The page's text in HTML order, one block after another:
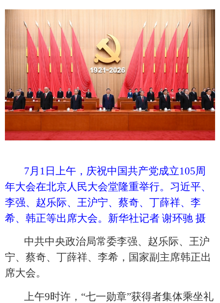
7月1日上午，庆祝中国共产党成立105周
年大会在北京人民大会堂隆重举行。习近平、
李强、赵乐际、王沪宁、蔡奇、丁薛祥、李
希、韩正等出席大会。新华社记者 谢环驰 摄
中共中央政治局常委李强、赵乐际、王沪
宁、蔡奇、丁薛祥、李希，国家副主席韩正出
席大会。
上午9时许，“七一勋章”获得者集体乘坐礼